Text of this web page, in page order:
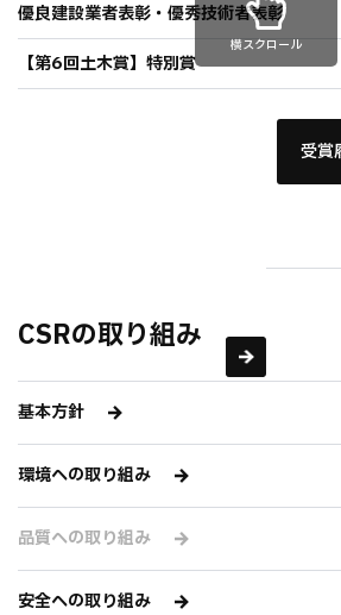
優良建設業者表彰・優秀技術者表彰
【第6回土木賞】特別賞
横スクロール
受賞
CSRの取り組み
基本方針
環境への取り組み
品質への取り組み
安全への取り組み